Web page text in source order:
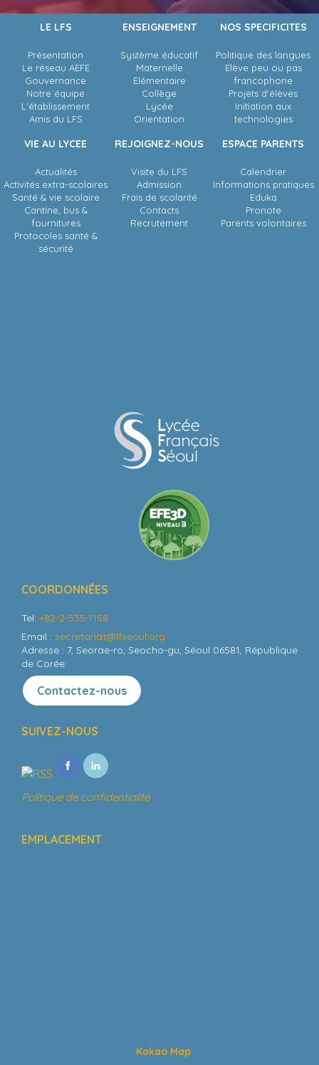
LE LFS
Présentation
Le réseau AEFE
Gouvernance
Notre équipe
L'établissement
Amis du LFS
ENSEIGNEMENT
Système éducatif
Maternelle
Elémentaire
Collège
Lycée
Orientation
NOS SPECIFICITES
Politique des langues
Elève peu ou pas
francophone
Projets d'élèves
Initiation aux
technologies
VIE AU LYCEE
Actualités
Activités extra-scolaires
Santé & vie scolaire
Cantine, bus &
fournitures
Protocoles santé &
sécurité
REJOIGNEZ-NOUS
Visite du LFS
Admission
Frais de scolarité
Contacts
Recrutement
ESPACE PARENTS
Calendrier
Informations pratiques
Eduka
Pronote
Parents volontaires
COORDONNÉES
Tel: +82-2-535-1158
Email : secretariat@lfseoul.org
Adresse : 7, Seorae-ro, Seocho-gu, Séoul 06581, République
de Corée
Contactez-nous
SUIVEZ-NOUS
Politique de confidentialité
EMPLACEMENT
Kakao Map